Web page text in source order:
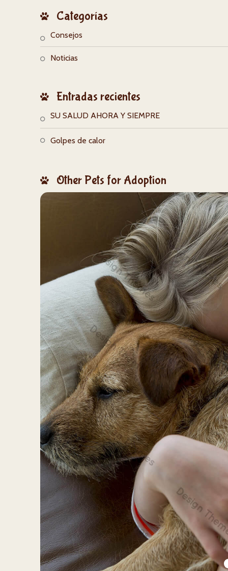
Categorías
Consejos
Noticias
Entradas recientes
SU SALUD AHORA Y SIEMPRE
Golpes de calor
Other Pets for Adoption